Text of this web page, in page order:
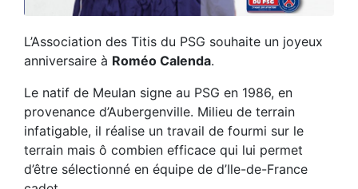
L’Association des Titis du PSG souhaite un joyeux
anniversaire à Roméo Calenda.
Le natif de Meulan signe au PSG en 1986, en
provenance d’Aubergenville. Milieu de terrain
infatigable, il réalise un travail de fourmi sur le
terrain mais ô combien efficace qui lui permet
d’être sélectionné en équipe de d’Ile-de-France